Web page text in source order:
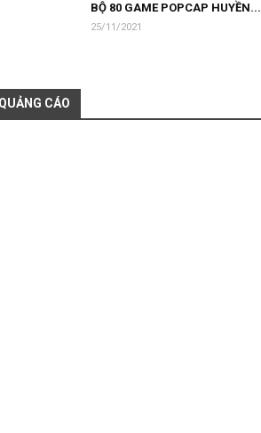
BỘ 80 GAME POPCAP HUYỀN...
25/11/2021
CÁO